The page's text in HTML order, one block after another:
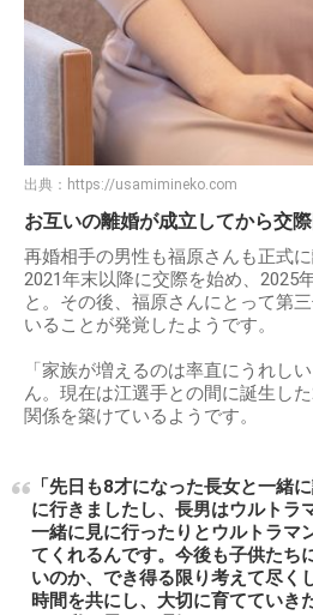
出典： https://usamimineko.com
お互いの離婚が成立してから交
再婚相手の男性も福原さんも正式に
2021年末以降に交際を始め、2025
と。その後、福原さんにとって第
いることが発覚したようです。
「家族が増えるのは率直にうれし
ん。現在は江選手との間に誕生し
関係を築けているようです。
「先日も8才になった長女と一緒
に行きましたし、長男はウルトラ
一緒に見に行ったりとウルトラマ
てくれるんです。今後も子供たち
いのか、でき得る限り考えて尽く
時間を共にし、大切に育てていき